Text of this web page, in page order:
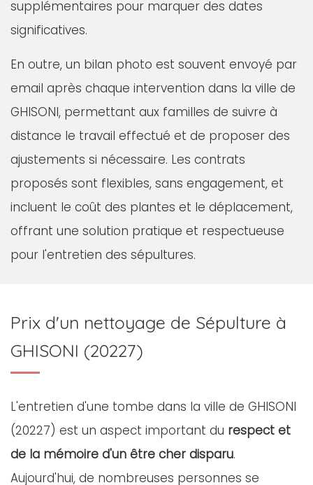
supplémentaires pour marquer des dates
significatives.
En outre, un bilan photo est souvent envoyé par
email après chaque intervention dans la ville de
GHISONI, permettant aux familles de suivre à
distance le travail effectué et de proposer des
ajustements si nécessaire. Les contrats
proposés sont flexibles, sans engagement, et
incluent le coût des plantes et le déplacement,
offrant une solution pratique et respectueuse
pour l'entretien des sépultures.
Prix d'un nettoyage de Sépulture à
GHISONI (20227)
L'entretien d'une tombe dans la ville de GHISONI
(20227) est un aspect important du respect et
de la mémoire d'un être cher disparu.
Aujourd'hui, de nombreuses personnes se